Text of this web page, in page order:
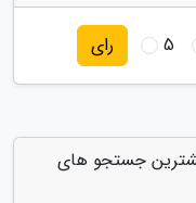
5 رای
جستجو های